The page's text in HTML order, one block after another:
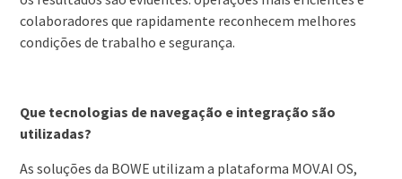
colaboradores que rapidamente reconhecem melhores
condições de trabalho e segurança.
Que tecnologias de navegação e integração são
utilizadas?
As soluções da BOWE utilizam a plataforma MOV.AI OS,